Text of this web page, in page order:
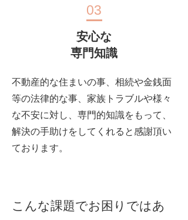
03
安心な
専門知識
不動産的な住まいの事、相続や金銭面
等の法律的な事、家族トラブルや様々
な不安に対し、専門的知識をもって、
解決の手助けをしてくれると感謝頂い
ております。
こんな課題でお困りではあ